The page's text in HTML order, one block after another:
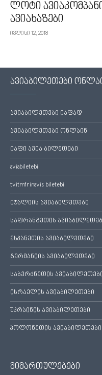
ლოტი
ავიახაზები
ივლისი 12, 2018
ავიაბილეთები
ავიაბილეთები იაფად
ავიაბილეთები ონლაინ
იაფი ავია ბილეთები
aviabiletebi
tvitmfrinavis biletebi
იტალიის ავიაბილეთები
საფრანგეთის
ესპანეთის ავიაბილეთები
გერმანიის ავიაბილეთები
საბერძნეთის
ისრაელის ავიაბილეთები
უკრაინის ავიაბილეთები
პოლონეთის ავიაბილეთები
მიმართულებები